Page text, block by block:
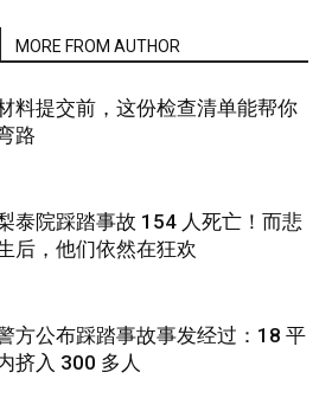
MORE FROM AUTHOR
料提交前，这份检查清单能帮你
路
泰院踩踏事故 154 人死亡！而悲
后，他们依然在狂欢
方公布踩踏事故事发经过：18 平
挤入 300 多人